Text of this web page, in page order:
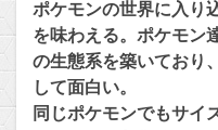
ポケモンの世界に入り
を味わえる。ポケモン
の生態系を築いており
して面白い。
同じポケモンでもサイ